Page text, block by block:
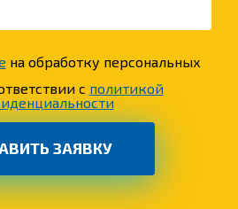
на обработку персональных
с политикой